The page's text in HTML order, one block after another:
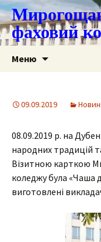
фаховий
Меню
09.09.2019
08.09.2019 р. на
народних традицій
Візитною карткою
коледжу була «Чаша
виготовлені